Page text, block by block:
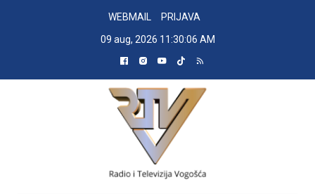
WEBMAIL
PRIJAVA
09 aug, 2026 11:30:07 AM